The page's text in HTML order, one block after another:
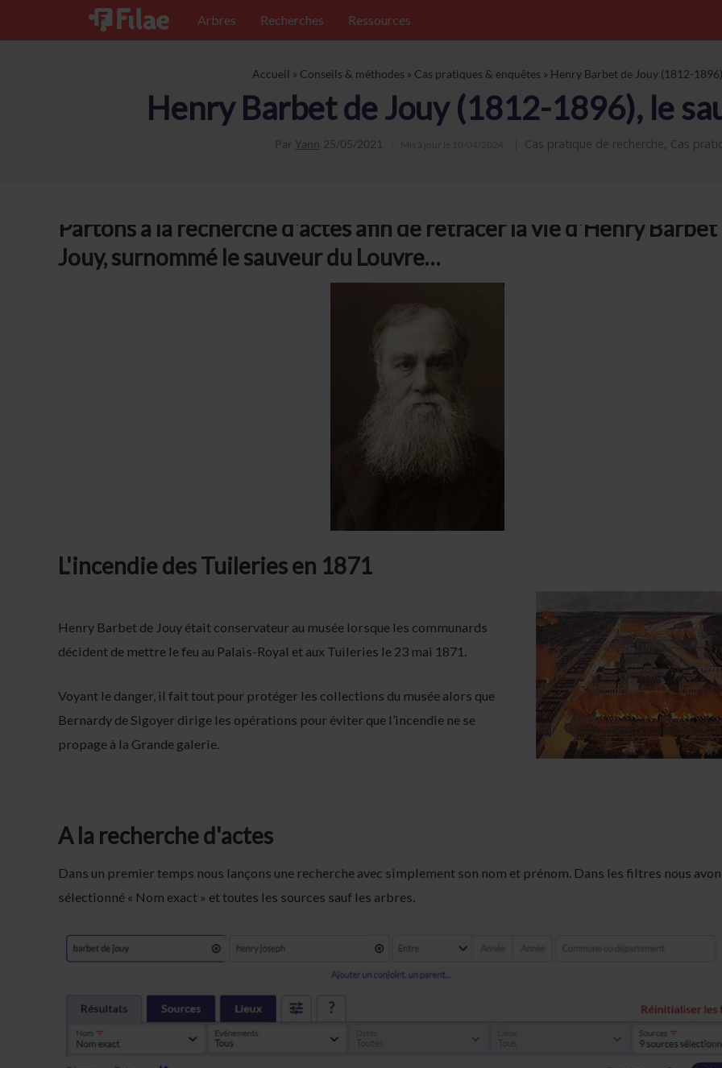
Arbres Recherches Ressources
Accueil » Conseils & méthodes » Cas pratiques & enquêtes » Henry Barbet de Jouy (1812-
Henry Barbet de Jouy (1812-1896), le
Par Yann 25/05/2021 Cas pratique de recherche, Cas
Partons à la recherche d'actes afin de retracer la vie d'Henry Barbet
Jouy, surnommé le sauveur du Louvre…
L'incendie des Tuileries en 1871
Henry Barbet de Jouy était conservateur au musée lorsque les communards
décident de mettre le feu au Palais-Royal et aux Tuileries le 23 mai 1871.
Voyant le danger, il fait tout pour protéger les collections du musée alors que
Bernardy de Sigoyer dirige les opérations pour éviter que l’incendie ne se
propage à la Grande galerie.
A la recherche d'actes
Dans un premier temps nous lançons une recherche avec simplement son nom et prénom. Dans les filtres nous
sélectionné « Nom exact » et toutes les sources sauf les arbres.